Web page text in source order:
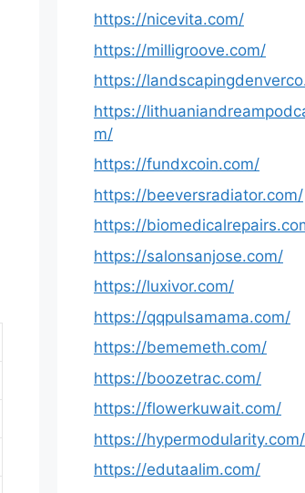
https://nicevita.com/
https://milligroove.com/
https://
https://
m/
https://fundxcoin.com/
https://beeversradiator.com/
https://
https://salonsanjose.com/
https://luxivor.com/
https://qqpulsamama.com/
https://bememeth.com/
https://boozetrac.com/
https://flowerkuwait.com/
https://hypermodularity.com/
https://edutaalim.com/